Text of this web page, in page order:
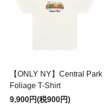
【ONLY NY】Central Park
Foliage T-Shirt
9,900円(税900円)